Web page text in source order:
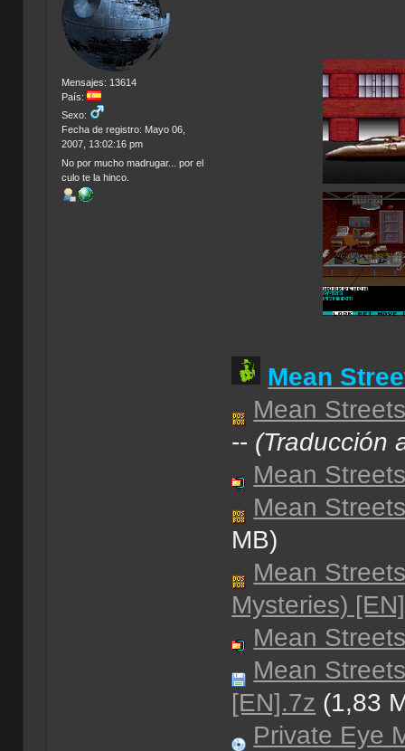
Mensajes: 13614
País:
Sexo:
Fecha de registro: Mayo 06,
2007, 13:02:16 pm
No por mucho madrugar... por el
culo te la hinco.
Mean
Mean
-- (Traducción
Mean
Mean
MB)
Mean
Mysteries)
Mean
Mean
[EN].7z (1,83
Private Eye